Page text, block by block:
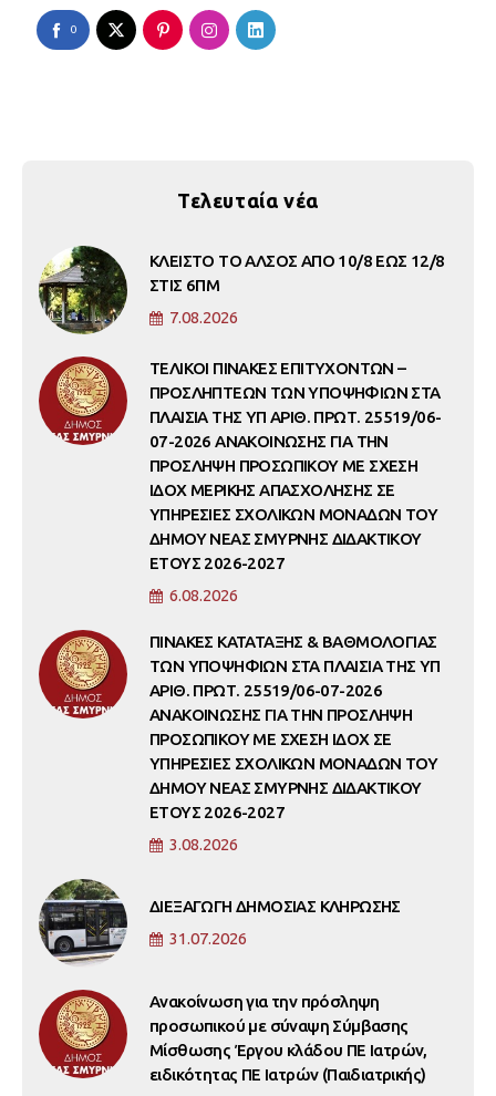
0
Τελευταία νέα
ΚΛΕΙΣΤΟ ΤΟ ΑΛΣΟΣ ΑΠΟ 10/8 ΕΩΣ 12/8
ΣΤΙΣ 6ΠΜ
7.08.2026
ΤΕΛΙΚΟΙ ΠΙΝΑΚΕΣ ΕΠΙΤΥΧΟΝΤΩΝ –
ΠΡΟΣΛΗΠΤΕΩΝ ΤΩΝ ΥΠΟΨΗΦΙΩΝ ΣΤΑ
ΠΛΑΙΣΙΑ ΤΗΣ ΥΠ ΑΡΙΘ. ΠΡΩΤ. 25519/06-
07-2026 ΑΝΑΚΟΙΝΩΣΗΣ ΓΙΑ ΤΗΝ
ΠΡΟΣΛΗΨΗ ΠΡΟΣΩΠΙΚΟΥ ΜΕ ΣΧΕΣΗ
ΙΔΟΧ ΜΕΡΙΚΗΣ ΑΠΑΣΧΟΛΗΣΗΣ ΣΕ
ΥΠΗΡΕΣΙΕΣ ΣΧΟΛΙΚΩΝ ΜΟΝΑΔΩΝ ΤΟΥ
ΔΗΜΟΥ ΝΕΑΣ ΣΜΥΡΝΗΣ ΔΙΔΑΚΤΙΚΟΥ
ΕΤΟΥΣ 2026-2027
6.08.2026
ΠΙΝΑΚΕΣ ΚΑΤΑΤΑΞΗΣ & ΒΑΘΜΟΛΟΓΙΑΣ
ΤΩΝ ΥΠΟΨΗΦΙΩΝ ΣΤΑ ΠΛΑΙΣΙΑ ΤΗΣ ΥΠ
ΑΡΙΘ. ΠΡΩΤ. 25519/06-07-2026
ΑΝΑΚΟΙΝΩΣΗΣ ΓΙΑ ΤΗΝ ΠΡΟΣΛΗΨΗ
ΠΡΟΣΩΠΙΚΟΥ ΜΕ ΣΧΕΣΗ ΙΔΟΧ ΣΕ
ΥΠΗΡΕΣΙΕΣ ΣΧΟΛΙΚΩΝ ΜΟΝΑΔΩΝ ΤΟΥ
ΔΗΜΟΥ ΝΕΑΣ ΣΜΥΡΝΗΣ ΔΙΔΑΚΤΙΚΟΥ
ΕΤΟΥΣ 2026-2027
3.08.2026
ΔΙΕΞΑΓΩΓΗ ΔΗΜΟΣΙΑΣ ΚΛΗΡΩΣΗΣ
31.07.2026
Ανακοίνωση για την πρόσληψη
προσωπικού με σύναψη Σύμβασης
Μίσθωσης Έργου κλάδου ΠΕ Ιατρών,
ειδικότητας ΠΕ Ιατρών (Παιδιατρικής)